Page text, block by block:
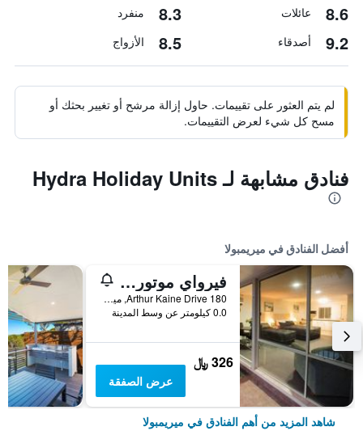
8.6 عائلات 8.3 منفرد
9.2 أصدقاء 8.5 الأزواج
لم يتم العثور على تقييمات. حاول إزالة مرشح أو تغيير بحثك أو
مسح كل شيء لعرض التقييمات.
فنادق مشابهة لـ Hydra Holiday Units
أفضل الفنادق في ميريمبولا
فيرواي موتور إن
180 Arthur Kaine Drive, ميريمبولا, NSW, أستراليا
0.0 كيلومتر عن وسط المدينة
326 ﷼
عرض الصفقة
شاهد المزيد من أهم الفنادق في ميريمبولا